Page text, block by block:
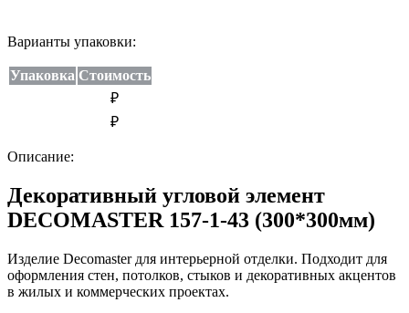
Варианты упаковки:
Упаковка Стоимость
₽
₽
Описание:
Декоративный угловой элемент
DECOMASTER 157-1-43 (300*300мм)
Изделие Decomaster для интерьерной отделки. Подходит для
оформления стен, потолков, стыков и декоративных акцентов
в жилых и коммерческих проектах.